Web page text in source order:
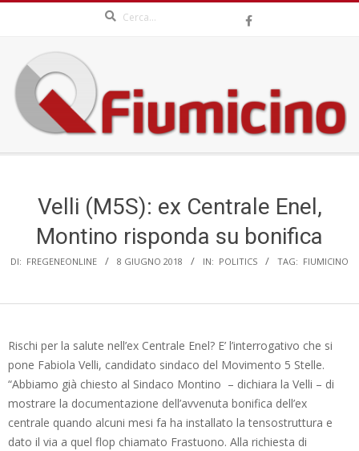
content
QFIUMICINO.COM
Velli (M5S): ex Centrale Enel,
Montino risponda su bonifica
DI: FREGENEONLINE 8 GIUGNO 2018 IN: POLITICS TAG: FIUMICINO
Rischi per la salute nell’ex Centrale Enel? E’ l’interrogativo che si
pone Fabiola Velli, candidato sindaco del Movimento 5 Stelle.
“Abbiamo già chiesto al Sindaco Montino – dichiara la Velli – di
mostrare la documentazione dell’avvenuta bonifica dell’ex
centrale quando alcuni mesi fa ha installato la tensostruttura e
dato il via a quel flop chiamato Frastuono. Alla richiesta di